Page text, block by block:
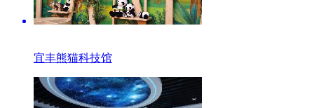
宜丰熊猫科技馆